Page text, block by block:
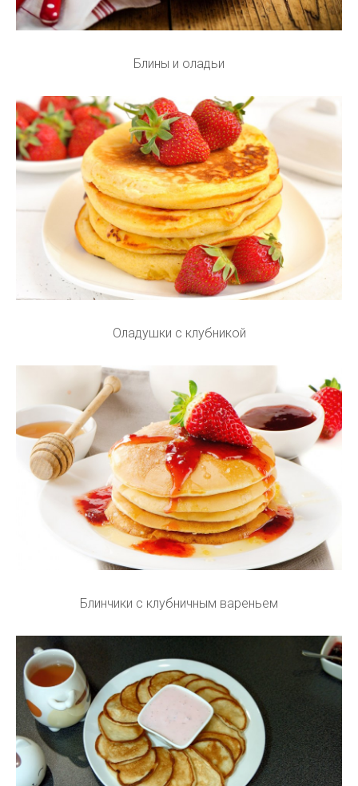
Блины и оладьи
Оладушки с клубникой
Блинчики с клубничным вареньем